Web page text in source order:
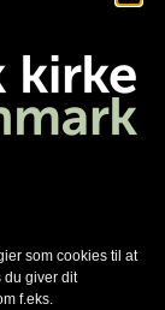
som cookies til at
du giver dit
f.eks.